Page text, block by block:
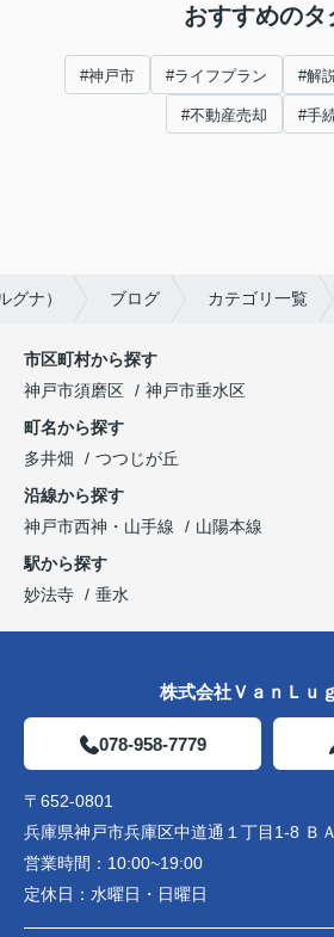
おすすめのタ
#神戸市 #ライフプラン #解説
#不動産売却 #手
ナ） ブログ カテゴリ一覧
市区町村から探す
神戸市須磨区
神戸市垂水区
町名から探す
多井畑
つつじが丘
沿線から探す
神戸市西神・山手線
山陽本線
駅から探す
妙法寺
垂水
株式会社ＶａｎＬｕ
078-958-7779
〒652-0801
兵庫県神戸市兵庫区中道通１丁目1-8
営業時間： 10:00~19:00
定休日： 水曜日・日曜日